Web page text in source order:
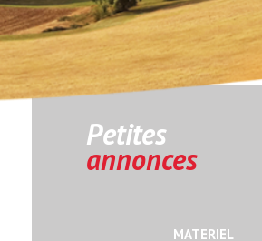
Petites
annonces
MATERIEL